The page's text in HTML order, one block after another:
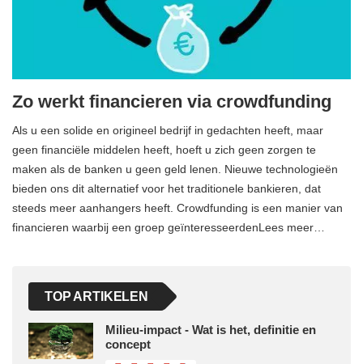
Zo werkt financieren via crowdfunding
Als u een solide en origineel bedrijf in gedachten heeft, maar
geen financiële middelen heeft, hoeft u zich geen zorgen te
maken als de banken u geen geld lenen. Nieuwe technologieën
bieden ons dit alternatief voor het traditionele bankieren, dat
steeds meer aanhangers heeft. Crowdfunding is een manier van
financieren waarbij een groep geïnteresseerdenLees meer…
TOP ARTIKELEN
Milieu-impact - Wat is het, definitie en
concept